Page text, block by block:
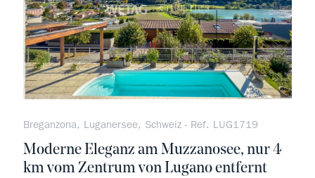
Breganzona, Luganersee, Schweiz - Ref. LUG1719
Moderne Eleganz am Muzzanosee, nur 4
km vom Zentrum von Lugano entfernt